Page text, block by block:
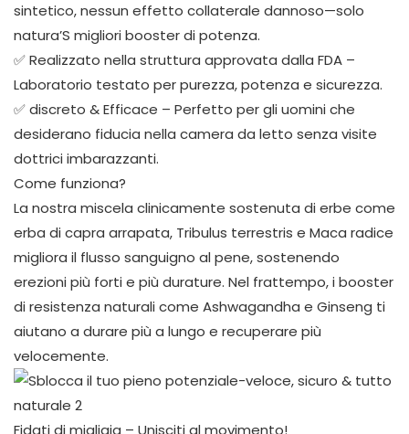
sintetico, nessun effetto collaterale dannoso—solo
natura’S migliori booster di potenza.
✅ Realizzato nella struttura approvata dalla FDA –
Laboratorio testato per purezza, potenza e sicurezza.
✅ discreto & Efficace – Perfetto per gli uomini che
desiderano fiducia nella camera da letto senza visite
dottrici imbarazzanti.
Come funziona?
La nostra miscela clinicamente sostenuta di erbe come
erba di capra arrapata, Tribulus terrestris e Maca radice
migliora il flusso sanguigno al pene, sostenendo
erezioni più forti e più durature. Nel frattempo, i booster
di resistenza naturali come Ashwagandha e Ginseng ti
aiutano a durare più a lungo e recuperare più
velocemente.